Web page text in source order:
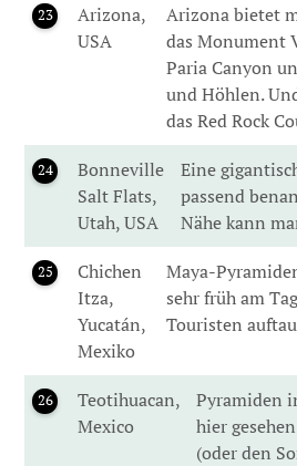
23
Arizona,
USA
Arizona bietet
das Monument
Paria Canyon
und Höhlen.
das Red Rock
24
Bonneville
Salt Flats,
Utah, USA
Eine
passend
Nähe kann
25
Chichen
Itza,
Yucatán,
Mexiko
Maya-
sehr früh am
Touristen
26
Teotihuacan,
Mexico
Pyramiden
hier
(oder den